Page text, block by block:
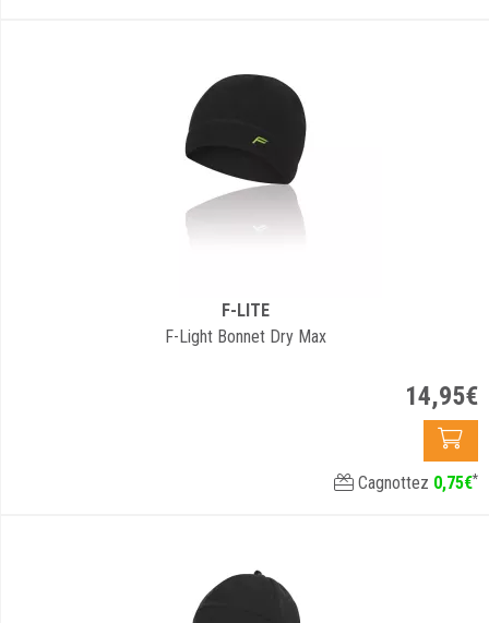
F-LITE
F-Light Bonnet Dry Max
14,95€
Cagnottez 0,75€*